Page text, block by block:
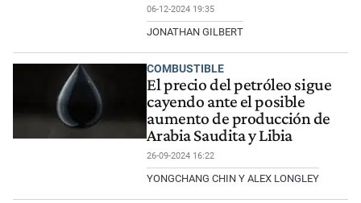
06-12-2024 19:35
JONATHAN GILBERT
COMBUSTIBLE
El precio del petróleo sigue
cayendo ante el posible
aumento de producción de
Arabia Saudita y Libia
26-09-2024 16:22
YONGCHANG CHIN Y ALEX LONGLEY